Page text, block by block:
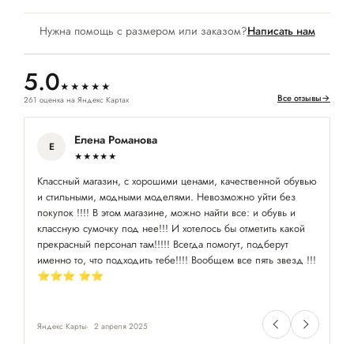
Нужна помощь с размером или заказом?Написать нам
5.0★★★★★
261 оценка на Яндекс Картах Все отзывы→
Е Елена Романова
★★★★★
Классный магазин, с хорошими ценами, качественной обувью
и стильными, модными моделями. Невозможно уйти без
покупок !!!! В этом магазине, можно найти все: и обувь и
классную сумочку под нее!!! И хотелось бы отметить какой
прекрасный персонал там!!!!! Всегда помогут, подберут
именно то, что подходить тебе!!!! Вообщем все пять звезд !!!
⭐️⭐️⭐️ ⭐️⭐️
Яндекс Карты 2 апреля 2025